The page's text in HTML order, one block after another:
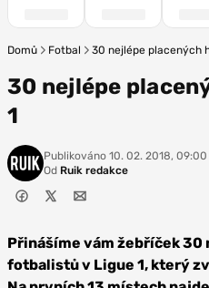
Domů Fotbal 30 nejlépe placených
30 nejlépe
1
Publikováno 10. 02. 2018, 09:00
Od Ruik redakce
Přinášíme vám žebříček 30
fotbalistů v Ligue 1, který